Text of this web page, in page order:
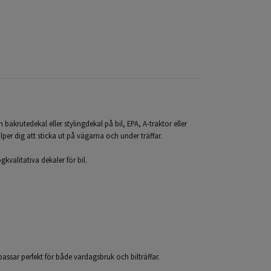
eller stylingdekal på bil, EPA, A-traktor eller
dig att sticka ut på vägarna och under träffar.
dekaler för bil.
perfekt för både vardagsbruk och bilträffar.